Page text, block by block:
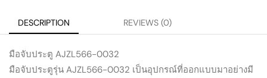
DESCRIPTION REVIEWS (0)
มือจับประตู AJZL566-0032
มือจับประตูรุ่น AJZL566-0032 เป็นอุปกรณ์ที่ออกแบบมาอย่างมี